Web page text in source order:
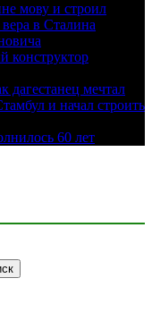
мову и строил
в Сталина
конструктор
дагестанец мечтал
и начал строить
60 лет